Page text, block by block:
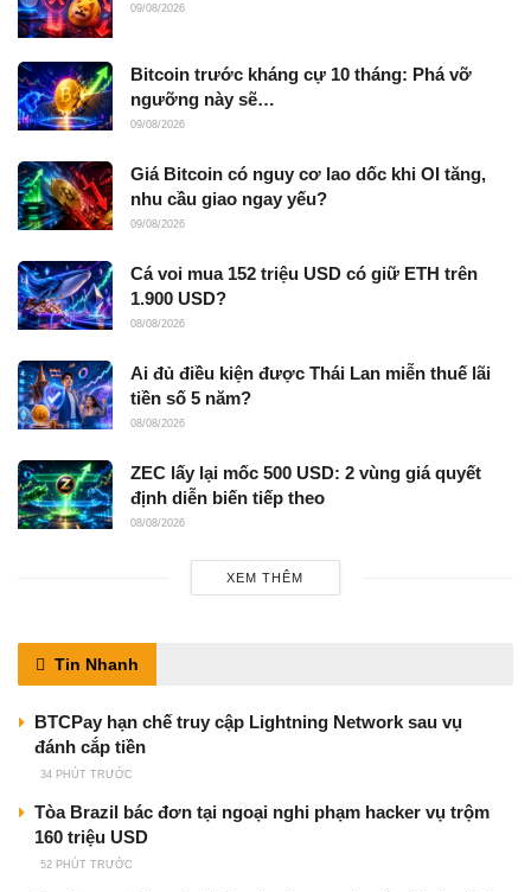
09/08/2026
Bitcoin trước kháng cự 10 tháng: Phá vỡ
ngưỡng này sẽ…
09/08/2026
Giá Bitcoin có nguy cơ lao dốc khi OI tăng,
nhu cầu giao ngay yếu?
09/08/2026
Cá voi mua 152 triệu USD có giữ ETH trên
1.900 USD?
08/08/2026
Ai đủ điều kiện được Thái Lan miễn thuế lãi
tiền số 5 năm?
08/08/2026
ZEC lấy lại mốc 500 USD: 2 vùng giá quyết
định diễn biến tiếp theo
08/08/2026
XEM THÊM
Tin Nhanh
BTCPay hạn chế truy cập Lightning Network sau vụ
đánh cắp tiền
34 PHÚT TRƯỚC
Tòa Brazil bác đơn tại ngoại nghi phạm hacker vụ trộm
160 triệu USD
52 PHÚT TRƯỚC